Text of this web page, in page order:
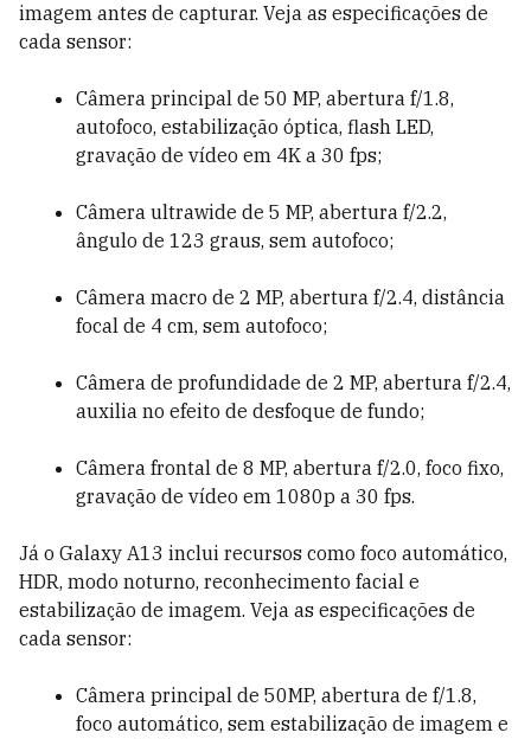
imagem antes de capturar. Veja as especificações de
cada sensor:
Câmera principal de 50 MP, abertura f/1.8,
autofoco, estabilização óptica, flash LED,
gravação de vídeo em 4K a 30 fps;
Câmera ultrawide de 5 MP, abertura f/2.2,
ângulo de 123 graus, sem autofoco;
Câmera macro de 2 MP, abertura f/2.4, distância
focal de 4 cm, sem autofoco;
Câmera de profundidade de 2 MP, abertura f/2.4,
auxilia no efeito de desfoque de fundo;
Câmera frontal de 8 MP, abertura f/2.0, foco fixo,
gravação de vídeo em 1080p a 30 fps.
Já o Galaxy A13 inclui recursos como foco automático,
HDR, modo noturno, reconhecimento facial e
estabilização de imagem. Veja as especificações de
cada sensor:
Câmera principal de 50MP, abertura de f/1.8,
foco automático, sem estabilização de imagem e